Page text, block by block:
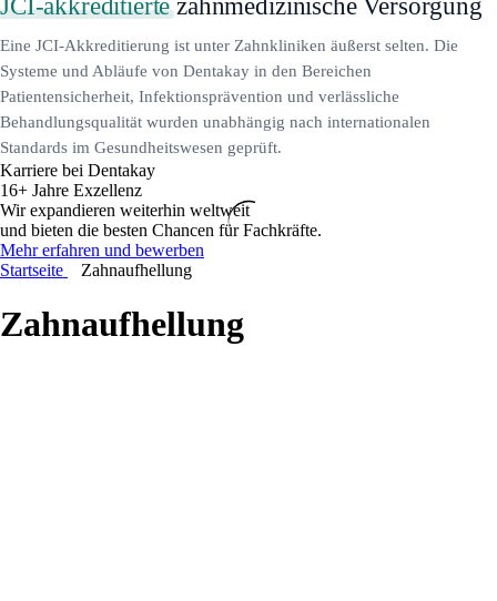
JCI-akkreditiertezahnmedizinische Versorgung
Eine JCI-Akkreditierung ist unter Zahnkliniken äußerst selten. Die
Systeme und Abläufe von Dentakay in den Bereichen
Patientensicherheit, Infektionsprävention und verlässliche
Behandlungsqualität wurden unabhängig nach internationalen
Standards im Gesundheitswesen geprüft.
Karriere bei Dentakay
16+ Jahre Exzellenz
Wir expandieren weiterhin weltweit
und bieten die besten Chancen für Fachkräfte.
Mehr erfahren und bewerben
Startseite
Zahnaufhellung
Zahnaufhellung